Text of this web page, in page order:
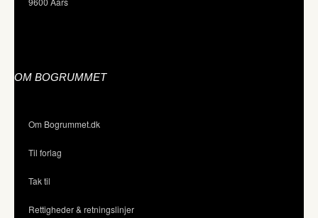
OM BOGRUMMET
Om Bogrummet.dk
Til forlag
Tak til
Rettigheder & retningslinjer